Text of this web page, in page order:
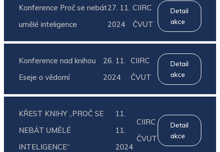
Konference Proč se nebát
umělé inteligence
27. 11.
2024
CIIRC
ČVUT
Detail
akce
Konference nad knihou
Eseje o vědomí
26. 11.
2024
CIIRC
ČVUT
Detail
akce
KŘEST KNIHY „PROČ SE
NEBÁT UMĚLÉ
INTELIGENCE“
11.
11.
2024
CIIRC
ČVUT
Detail
akce